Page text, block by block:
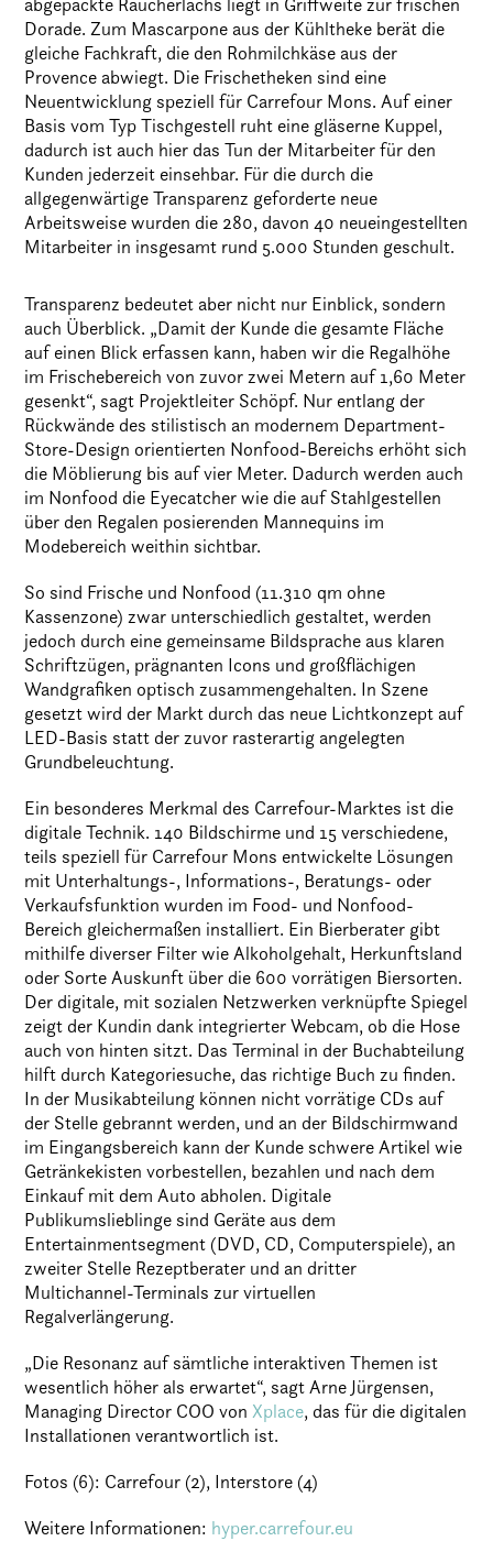
abgepackte Räucherlachs liegt in Griffweite zur frischen
Dorade. Zum Mascarpone aus der Kühltheke berät die
gleiche Fachkraft, die den Rohmilchkäse aus der
Provence abwiegt. Die Frischetheken sind eine
Neuentwicklung speziell für Carrefour Mons. Auf einer
Basis vom Typ Tischgestell ruht eine gläserne Kuppel,
dadurch ist auch hier das Tun der Mitarbeiter für den
Kunden jederzeit einsehbar. Für die durch die
allgegenwärtige Transparenz geforderte neue
Arbeitsweise wurden die 280, davon 40 neueingestellten
Mitarbeiter in insgesamt rund 5.000 Stunden geschult.
Transparenz bedeutet aber nicht nur Einblick, sondern
auch Überblick. „Damit der Kunde die gesamte Fläche
auf einen Blick erfassen kann, haben wir die Regalhöhe
im Frischebereich von zuvor zwei Metern auf 1,60 Meter
gesenkt“, sagt Projektleiter Schöpf. Nur entlang der
Rückwände des stilistisch an modernem Department-
Store-Design orientierten Nonfood-Bereichs erhöht sich
die Möblierung bis auf vier Meter. Dadurch werden auch
im Nonfood die Eyecatcher wie die auf Stahlgestellen
über den Regalen posierenden Mannequins im
Modebereich weithin sichtbar.
So sind Frische und Nonfood (11.310 qm ohne
Kassenzone) zwar unterschiedlich gestaltet, werden
jedoch durch eine gemeinsame Bildsprache aus klaren
Schriftzügen, prägnanten Icons und großflächigen
Wandgrafiken optisch zusammengehalten. In Szene
gesetzt wird der Markt durch das neue Lichtkonzept auf
LED-Basis statt der zuvor rasterartig angelegten
Grundbeleuchtung.
Ein besonderes Merkmal des Carrefour-Marktes ist die
digitale Technik. 140 Bildschirme und 15 verschiedene,
teils speziell für Carrefour Mons entwickelte Lösungen
mit Unterhaltungs-, Informations-, Beratungs- oder
Verkaufsfunktion wurden im Food- und Nonfood-
Bereich gleichermaßen installiert. Ein Bierberater gibt
mithilfe diverser Filter wie Alkoholgehalt, Herkunftsland
oder Sorte Auskunft über die 600 vorrätigen Biersorten.
Der digitale, mit sozialen Netzwerken verknüpfte Spiegel
zeigt der Kundin dank integrierter Webcam, ob die Hose
auch von hinten sitzt. Das Terminal in der Buchabteilung
hilft durch Kategoriesuche, das richtige Buch zu finden.
In der Musikabteilung können nicht vorrätige CDs auf
der Stelle gebrannt werden, und an der Bildschirmwand
im Eingangsbereich kann der Kunde schwere Artikel wie
Getränkekisten vorbestellen, bezahlen und nach dem
Einkauf mit dem Auto abholen. Digitale
Publikumslieblinge sind Geräte aus dem
Entertainmentsegment (DVD, CD, Computerspiele), an
zweiter Stelle Rezeptberater und an dritter
Multichannel-Terminals zur virtuellen
Regalverlängerung.
„Die Resonanz auf sämtliche interaktiven Themen ist
wesentlich höher als erwartet“, sagt Arne Jürgensen,
Managing Director COO vonXplace, das für die digitalen
Installationen verantwortlich ist.
Fotos (6): Carrefour (2), Interstore (4)
Weitere Informationen: hyper.carrefour.eu